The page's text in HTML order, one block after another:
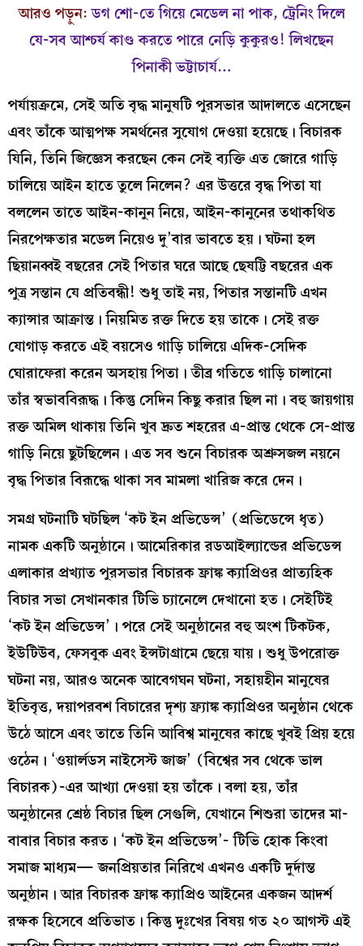
আরও পড়ুন:ডগ শো-তে গিয়ে মেডেল না পাক, ট্রেনিং দিলে
যে-সব আশ্চর্য কাণ্ড করতে পারে নেড়ি কুকুরও! লিখছেন
পিনাকী ভট্টাচার্য…
পর্যায়ক্রমে, সেই অতি বৃদ্ধ মানুষটি পুরসভার আদালতে এসেছেন
এবং তাঁকে আত্মপক্ষ সমর্থনের সুযোগ দেওয়া হয়েছে। বিচারক
যিনি, তিনি জিজ্ঞেস করছেন কেন সেই ব্যক্তি এত জোরে গাড়ি
চালিয়ে আইন হাতে তুলে নিলেন? এর উত্তরে বৃদ্ধ পিতা যা
বললেন তাতে আইন-কানুন নিয়ে, আইন-কানুনের তথাকথিত
নিরপেক্ষতার মডেল নিয়েও দু’বার ভাবতে হয়। ঘটনা হল
ছিয়ানব্বই বছরের সেই পিতার ঘরে আছে ছেষট্টি বছরের এক
পুত্র সন্তান যে প্রতিবন্ধী! শুধু তাই নয়, পিতার সন্তানটি এখন
ক্যান্সার আক্রান্ত। নিয়মিত রক্ত দিতে হয় তাকে। সেই রক্ত
যোগাড় করতে এই বয়সেও গাড়ি চালিয়ে এদিক-সেদিক
ঘোরাফেরা করেন অসহায় পিতা। তীব্র গতিতে গাড়ি চালানো
তাঁর স্বভাববিরূদ্ধ। কিন্তু সেদিন কিছু করার ছিল না। বহু জায়গায়
রক্ত অমিল থাকায় তিনি খুব দ্রুত শহরের এ-প্রান্ত থেকে সে-প্রান্ত
গাড়ি নিয়ে ছুটছিলেন। এত সব শুনে বিচারক অশ্রুসজল নয়নে
বৃদ্ধ পিতার বিরূদ্ধে থাকা সব মামলা খারিজ করে দেন।
সমগ্র ঘটনাটি ঘটছিল ‘কট ইন প্রভিডেন্স’ (প্রভিডেন্সে ধৃত)
নামক একটি অনুষ্ঠানে। আমেরিকার রডআইল্যান্ডের প্রভিডেন্স
এলাকার প্রখ্যাত পুরসভার বিচারক ফ্রাঙ্ক ক্যাপ্রিওর প্রাত্যহিক
বিচার সভা সেখানকার টিভি চ্যানেলে দেখানো হত। সেইটিই
‘কট ইন প্রভিডেন্স’। পরে সেই অনুষ্ঠানের বহু অংশ টিকটক,
ইউটিউব, ফেসবুক এবং ইন্সটাগ্রামে ছেয়ে যায়। শুধু উপরোক্ত
ঘটনা নয়, আরও অনেক আবেগঘন ঘটনা, সহায়হীন মানুষের
ইতিবৃত্ত, দয়াপরবশ বিচারের দৃশ্য ফ্র্যাঙ্ক ক্যাপ্রিওর অনুষ্ঠান থেকে
উঠে আসে এবং তাতে তিনি আবিশ্ব মানুষের কাছে খুবই প্রিয় হয়ে
ওঠেন। ‘ওয়ার্লডস নাইসেস্ট জাজ’ (বিশ্বের সব থেকে ভাল
বিচারক)-এর আখ্যা দেওয়া হয় তাঁকে। বলা হয়, তাঁর
অনুষ্ঠানের শ্রেষ্ঠ বিচার ছিল সেগুলি, যেখানে শিশুরা তাদের মা-
বাবার বিচার করত। ‘কট ইন প্রভিডেন্স’- টিভি হোক কিংবা
সমাজ মাধ্যম— জনপ্রিয়তার নিরিখে এখনও একটি দুর্দান্ত
অনুষ্ঠান। আর বিচারক ফ্রাঙ্ক ক্যাপ্রিও আইনের একজন আদর্শ
রক্ষক হিসেবে প্রতিভাত। কিন্তু দুঃখের বিষয় গত ২০ আগস্ট এই